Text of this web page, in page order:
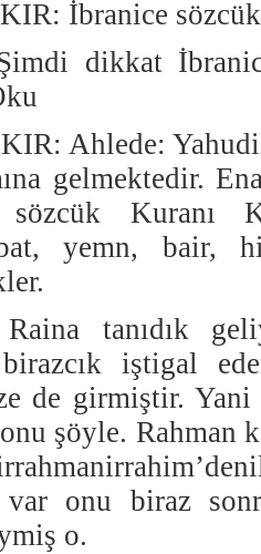
İbranice
dikkat
Ahlede:
gelmektedir.
sözcük Kuranı
yemn, bair,
tanıdık
iştigal
de girmiştir.
şöyle. Rahman
var onu biraz
o.